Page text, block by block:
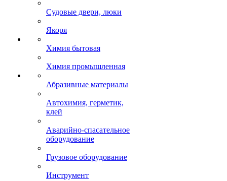
Судовые двери, люки
Якоря
Химия бытовая
Химия промышленная
Абразивные материалы
Автохимия, герметик,
клей
Аварийно-спасательное
оборудование
Грузовое оборудование
Инструмент